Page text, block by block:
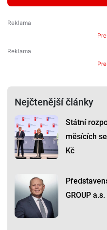
Nejčtenější články
Státní
měsících
Kč
GROUP